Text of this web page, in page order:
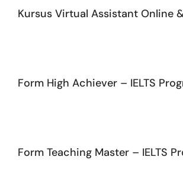
Kursus Virtual Assistant Online
Form High Achiever – IELTS
Form Teaching Master – IELTS